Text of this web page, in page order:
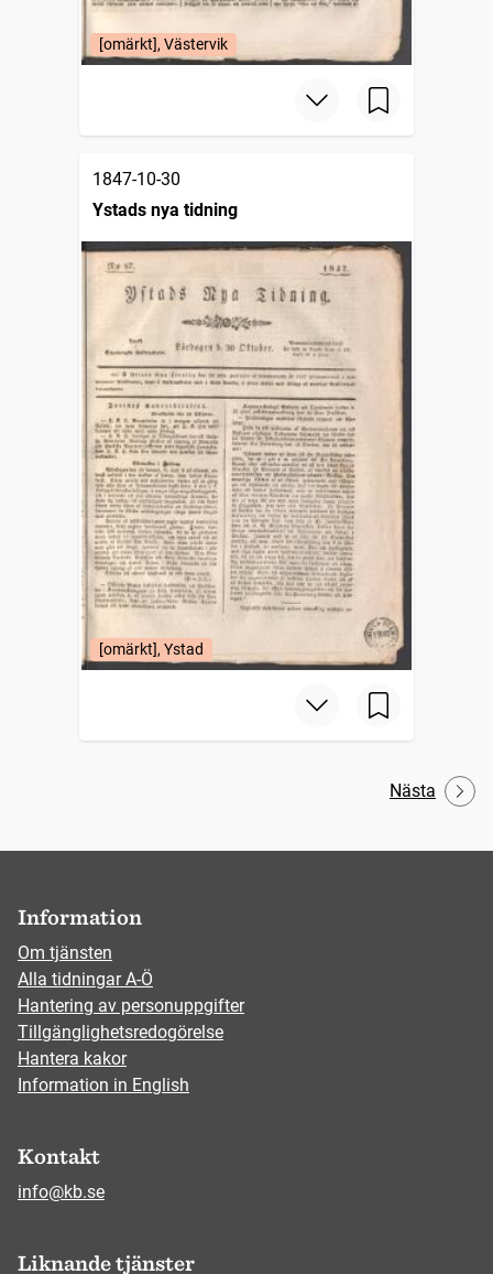
[omärkt], Västervik
1847-10-30
Ystads nya tidning
[omärkt], Ystad
Nästa
Information
Om tjänsten
Alla tidningar A-Ö
Hantering av personuppgifter
Tillgänglighetsredogörelse
Hantera kakor
Information in English
Kontakt
info@kb.se
Liknande tjänster